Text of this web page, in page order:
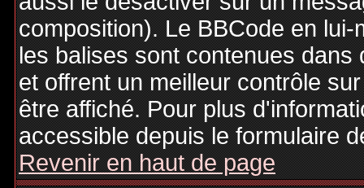
composition). Le BBCode en
les balises sont contenues
et offrent un meilleur contrôle
être affiché. Pour plus
accessible depuis le formulaire
Revenir en haut de page